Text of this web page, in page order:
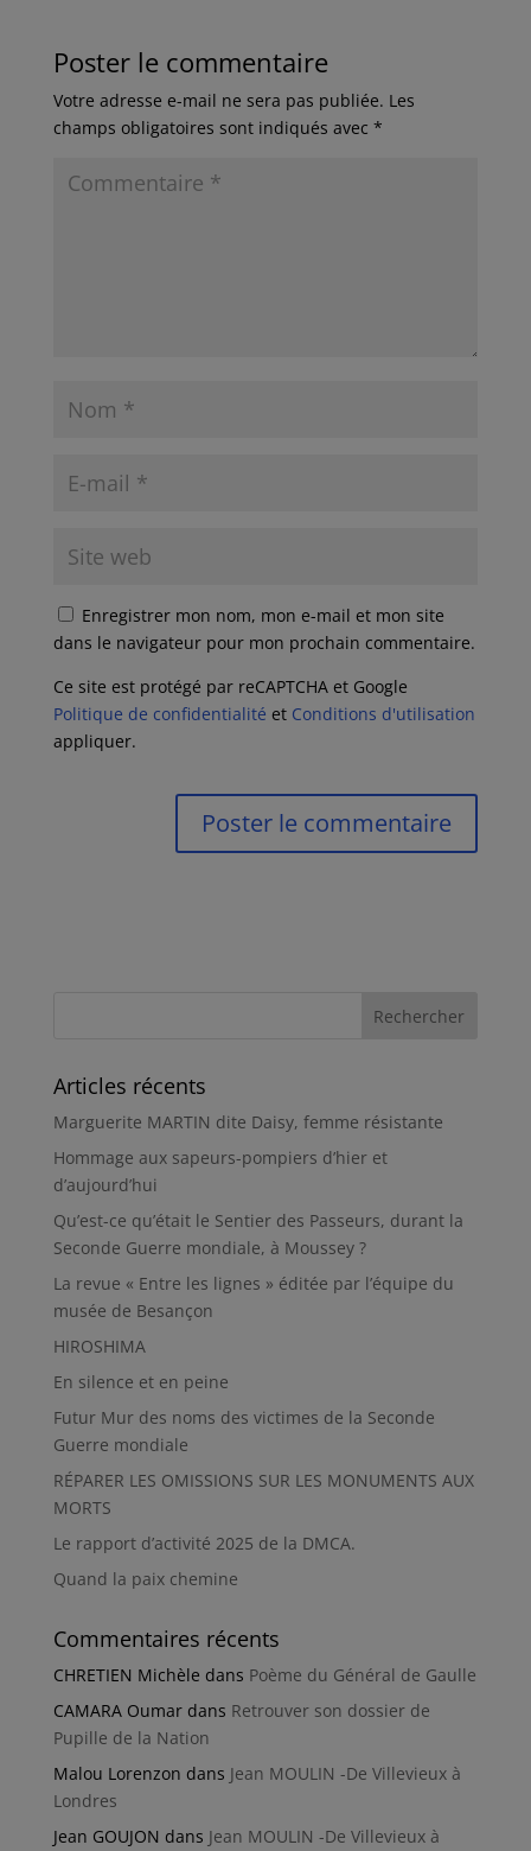
Poster le commentaire
Votre adresse e-mail ne sera pas publiée. Les
champs obligatoires sont indiqués avec *
Enregistrer mon nom, mon e-mail et mon site
dans le navigateur pour mon prochain commentaire.
Ce site est protégé par reCAPTCHA et Google
Politique de confidentialité et Conditions d'utilisation
appliquer.
Articles récents
Marguerite MARTIN dite Daisy, femme résistante
Hommage aux sapeurs-pompiers d’hier et
d’aujourd’hui
Qu’est-ce qu’était le Sentier des Passeurs, durant la
Seconde Guerre mondiale, à Moussey ?
La revue « Entre les lignes » éditée par l’équipe du
musée de Besançon
HIROSHIMA
En silence et en peine
Futur Mur des noms des victimes de la Seconde
Guerre mondiale
RÉPARER LES OMISSIONS SUR LES MONUMENTS AUX
MORTS
Le rapport d’activité 2025 de la DMCA.
Quand la paix chemine
Commentaires récents
CHRETIEN Michèle dans Poème du Général de Gaulle
CAMARA Oumardans Retrouver son dossier de
Pupille de la Nation
Malou Lorenzon dans Jean MOULIN -De Villevieux à
Londres
Jean GOUJON dans Jean MOULIN -De Villevieux à